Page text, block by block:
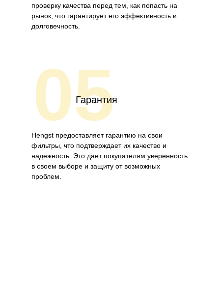
проверку качества перед тем, как попасть на
рынок, что гарантирует его эффективность и
долговечность.
05
Гарантия
Hengst предоставляет гарантию на свои
фильтры, что подтверждает их качество и
надежность. Это дает покупателям уверенность
в своем выборе и защиту от возможных
проблем.